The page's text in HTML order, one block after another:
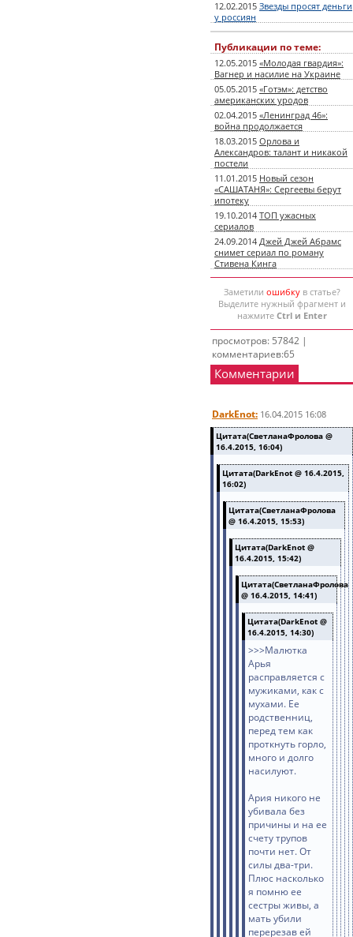
12.02.2015 Звезды просят деньги
у россиян
Публикации по теме:
12.05.2015 «Молодая гвардия»:
Вагнер и насилие на Украине
05.05.2015 «Готэм»: детство
американских уродов
02.04.2015 «Ленинград 46»:
война продолжается
18.03.2015 Орлова и
Александров: талант и никакой
постели
11.01.2015 Новый сезон
«САШАТАНЯ»: Сергеевы берут
ипотеку
19.10.2014 ТОП ужасных
сериалов
24.09.2014 Джей Джей Абрамс
снимет сериал по роману
Стивена Кинга
Заметили ошибкув статье?
Выделите нужный фрагмент и
нажмите Ctrl и Enter
просмотров: 57842 |
комментариев:65
Комментарии
DarkEnot: 16.04.2015 16:08
Цитата(СветланаФролова @
16.4.2015, 16:04)
Цитата(DarkEnot @ 16.4.2015,
16:02)
Цитата(СветланаФролова
@ 16.4.2015, 15:53)
Цитата(DarkEnot @
16.4.2015, 15:42)
Цитата(СветланаФролова
@ 16.4.2015, 14:41)
Цитата(DarkEnot @
16.4.2015, 14:30)
>>>Малютка
Арья
расправляется с
мужиками, как с
мухами. Ее
родственниц,
перед тем как
проткнуть горло,
много и долго
насилуют.
Ария никого не
убивала без
причины и на ее
счету трупов
почти нет. От
силы два-три.
Плюс насколько
я помню ее
сестры живы, а
мать убили
перерезав ей